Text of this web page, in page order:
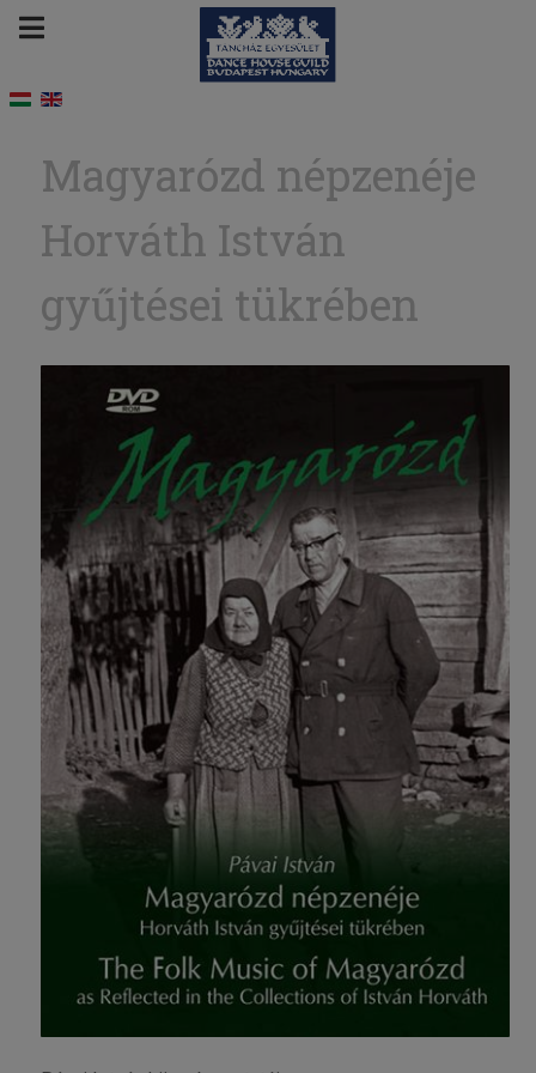
Magyarózd népzenéje
Horváth István
gyűjtései tükrében